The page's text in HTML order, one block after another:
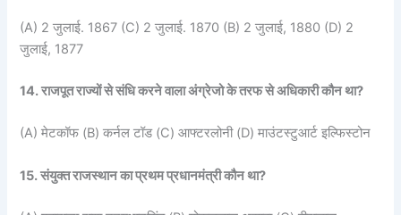
(A) 2 जुलाई. 1867 (C) 2 जुलाई. 1870 (B) 2 जुलाई, 1880 (D) 2
जुलाई, 1877
14. राजपूत राज्यों से संधि करने वाला अंग्रेजो के तरफ से अधिकारी कौन था?
(A) मेटकॉफ (B) कर्नल टॉड (C) आफ्टरलोनी (D) माउंटस्टुआर्ट इल्फिस्टोन
15. संयुक्त राजस्थान का प्रथम प्रधानमंत्री कौन था?